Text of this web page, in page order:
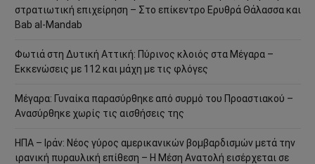
στρατιωτική επιχείρηση – Στο επίκεντρο Ερυθρά Θάλασσα και
Bab al-Mandab
Φωτιά στη Δυτική Αττική: Πύρινος κλοιός στα Μέγαρα –
Εκκενώσεις με 112 και μάχη με τις φλόγες
Μέγαρα: Γυναίκα παρασύρθηκε από συρμό του Προαστιακού –
Ανασύρθηκε χωρίς τις αισθήσεις της
ΗΠΑ – Ιράν: Νέος γύρος αμερικανικών βομβαρδισμών μετά την
ιρανική πυραυλική επίθεση – Η Μέση Ανατολή εισέρχεται σε